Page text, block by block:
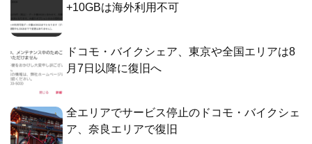
+10GBは海外利用不可
ドコモ・バイクシェア、東京や全国エリアは8
月7日以降に復旧へ
全エリアでサービス停止のドコモ・バイクシェ
ア、奈良エリアで復旧